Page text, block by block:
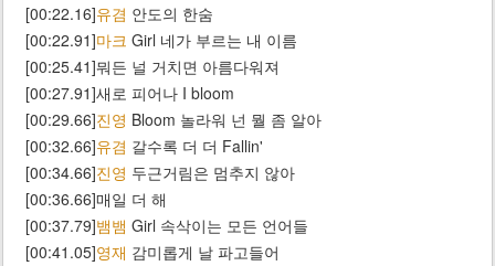
[00:22.16]유겸 안도의 한숨
[00:22.91]마크 Girl 네가 부르는 내 이름
[00:25.41]뭐든 널 거치면 아름다워져
[00:27.91]새로 피어나 I bloom
[00:29.66]진영 Bloom 놀라워 넌 뭘 좀 알아
[00:32.66]유겸 갈수록 더 더 Fallin'
[00:34.66]진영 두근거림은 멈추지 않아
[00:36.66]매일 더 해
[00:37.79]뱀뱀 Girl 속삭이는 모든 언어들
[00:41.05]영재 감미롭게 날 파고들어